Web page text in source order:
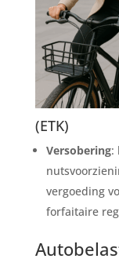
(ETK)
Versobering:
vergoeding
forfaitaire